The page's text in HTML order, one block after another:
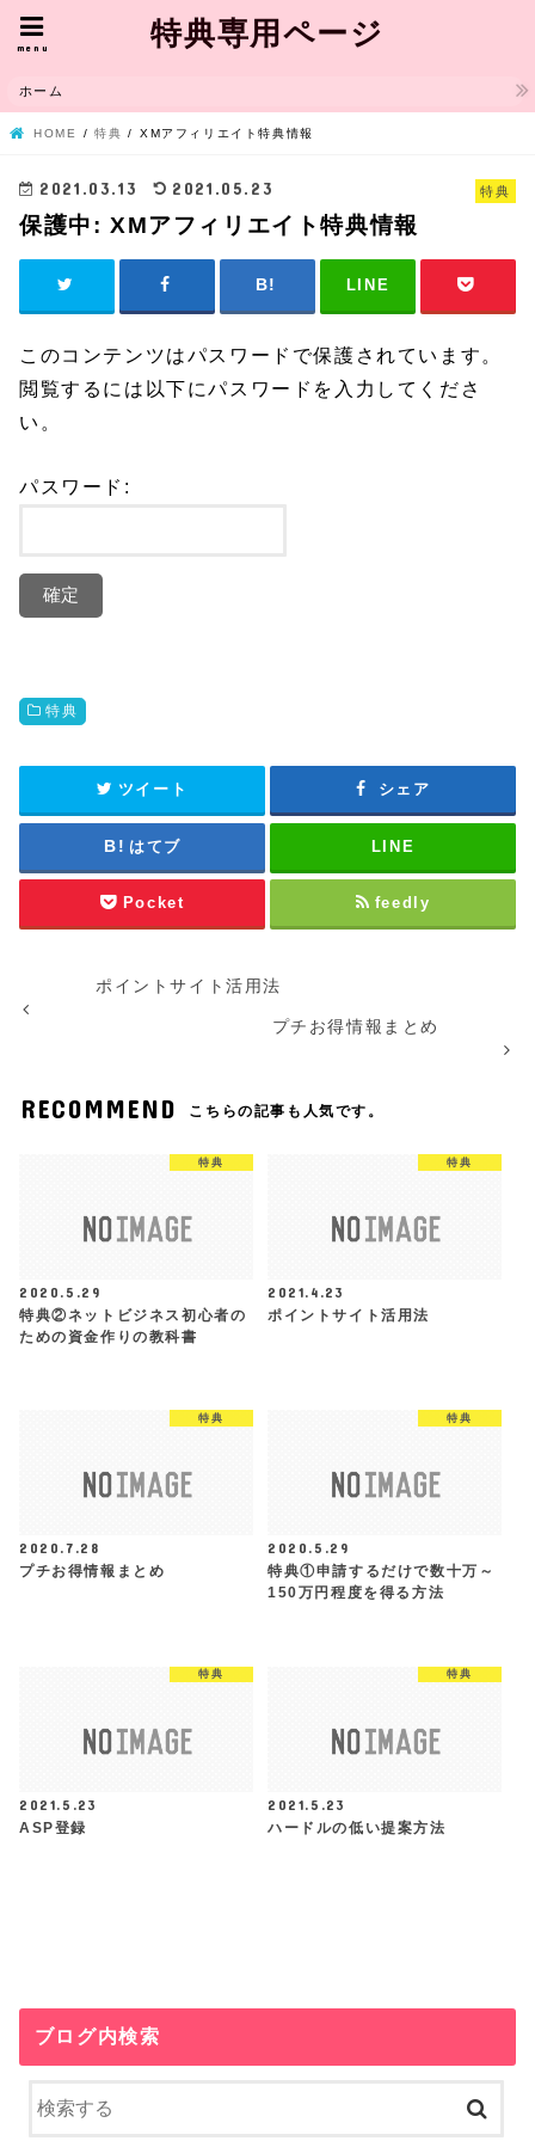
特典専用ページ
menu
ホーム
HOME 特典 XMアフィリエイト特典情報
特典
2021.03.13 2021.05.23
保護中: XMアフィリエイト特典情報
LINE
このコンテンツはパスワードで保護されています。
閲覧するには以下にパスワードを入力してくださ
い。
パスワード:
特典
ツイート シェア
はてブ LINE
Pocket feedly
ポイントサイト活用法
プチお得情報まとめ
RECOMMEND こちらの記事も人気です。
特典
2020.5.29
特典②ネットビジネス初心者の
ための資金作りの教科書
特典
2021.4.23
ポイントサイト活用法
特典
2020.7.28
プチお得情報まとめ
特典
2020.5.29
特典①申請するだけで数十万～
150万円程度を得る方法
特典
2021.5.23
ASP登録
特典
2021.5.23
ハードルの低い提案方法
ブログ内検索